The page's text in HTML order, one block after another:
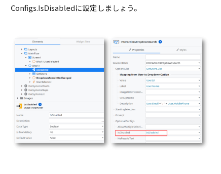
Configs.IsDisabledに設定しましょう。